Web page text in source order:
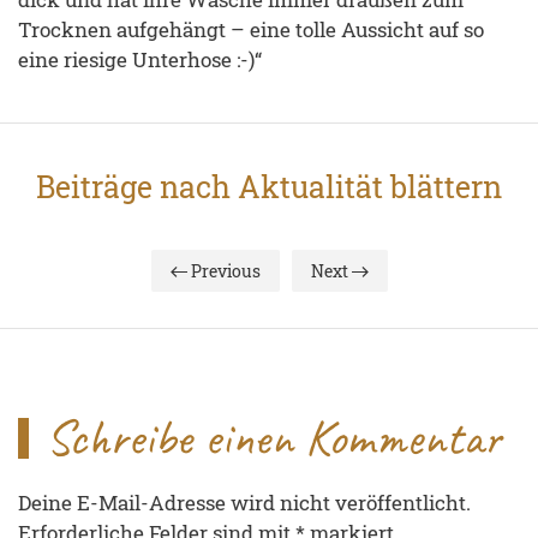
Trocknen aufgehängt – eine tolle Aussicht auf so
eine riesige Unterhose :-)“
Beiträge nach Aktualität blättern
Previous Next
Schreibe einen Kommentar
Deine E-Mail-Adresse wird nicht veröffentlicht.